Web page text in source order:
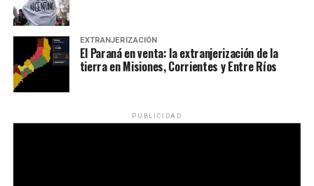
EXTRANJERIZACIÓN
El Paraná en venta: la extranjerización de la
tierra en Misiones, Corrientes y Entre Ríos
PUBLICIDAD